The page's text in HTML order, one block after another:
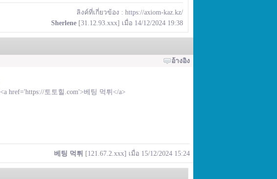
ลิงค์ที่เกี่ยวข้อง : https://axiom-kaz.kz/
Sherlene [31.12.93.xxx] เมื่อ 14/12/2024 19:38
อ้างอิง
<a href='https://토토힐.com'>베팅 먹튀</a>
베팅 먹튀 [121.67.2.xxx] เมื่อ 15/12/2024 15:24